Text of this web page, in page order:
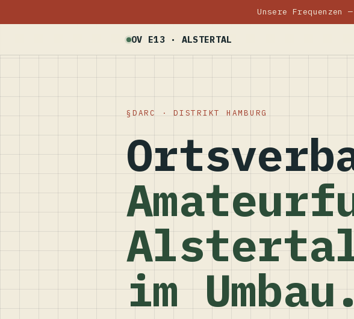
Unsere Frequenzen —
OV E13 · ALSTERTAL
DARC · DISTRIKT HAMBURG
im Umbau.